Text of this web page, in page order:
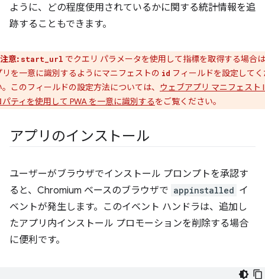
ように、どの程度使用されているかに関する統計情報を追
跡することもできます。
注意: start_url でクエリ パラメータを使用して指標を取得する場合
リを一意に識別するようにマニフェストの id フィールドを設定して
このフィールドの設定方法については、
ウェブアプリ マニフェスト
ティを使用して PWA を一意に識別するをご覧ください。
アプリのインストール
ユーザーがブラウザでインストール プロンプトを承認す
ると、Chromium ベースのブラウザで appinstalled イ
ベントが発生します。このイベント ハンドラは、追加し
たアプリ内インストール プロモーションを削除する場合
に便利です。